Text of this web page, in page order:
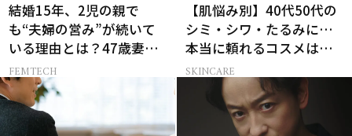
結婚15年、2児の親で
も“夫婦の営み”が続いて
いる理由とは？47歳妻が
実践する【レスにならな
いコツ】
FEMTECH
【肌悩み別】40代50代の
シミ・シワ・たるみに…
本当に頼れるコスメは？
ベスコス受賞スキンケア
SKINCARE